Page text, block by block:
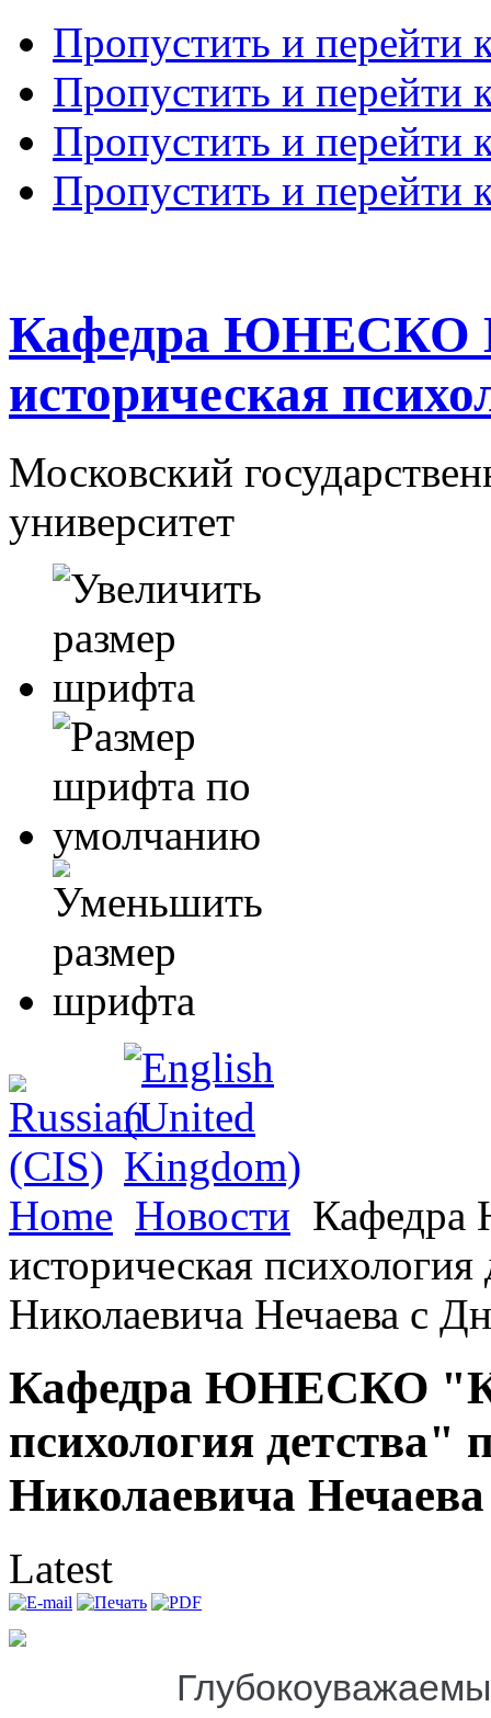
Пропустить и перейти
Пропустить и перейти
Пропустить и перейти
Пропустить и перейти
Кафедра ЮНЕСКО
историческая
Московский
университет
Home Новости
историческая
Николаевича Нечаева с
Кафедра ЮНЕСКО
психология детства"
Николаевича
Latest